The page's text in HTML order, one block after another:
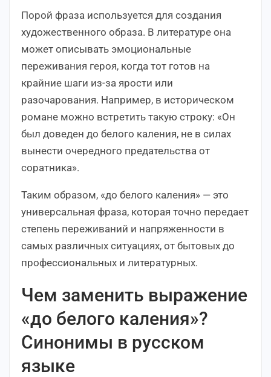
Порой фраза используется для создания
художественного образа. В литературе она
может описывать эмоциональные
переживания героя, когда тот готов на
крайние шаги из-за ярости или
разочарования. Например, в историческом
романе можно встретить такую строку: «Он
был доведен до белого каления, не в силах
вынести очередного предательства от
соратника».
Таким образом, «до белого каления» — это
универсальная фраза, которая точно передает
степень переживаний и напряженности в
самых различных ситуациях, от бытовых до
профессиональных и литературных.
Чем заменить выражение
«до белого каления»?
Синонимы в русском
языке